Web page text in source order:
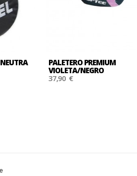
PALETERO PREMIUM
VIOLETA/NEGRO
37,90 €